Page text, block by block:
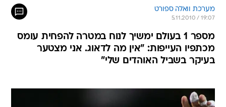
מערכת וואלה ספורט
5.11.2010 / 19:07
מספר 1 בעולם ימשיך לנוח במטרה להפחית עומס
מכתפיו העייפות: "אין מה לדאוג. אני מצטער
בעיקר בשביל האוהדים שלי"